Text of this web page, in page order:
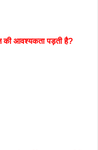
की आवश्यकता पड़ती है?